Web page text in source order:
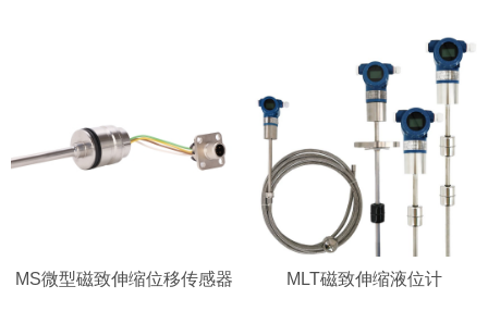
MS微型磁致伸缩位移传感器 MLT磁致伸缩液位计